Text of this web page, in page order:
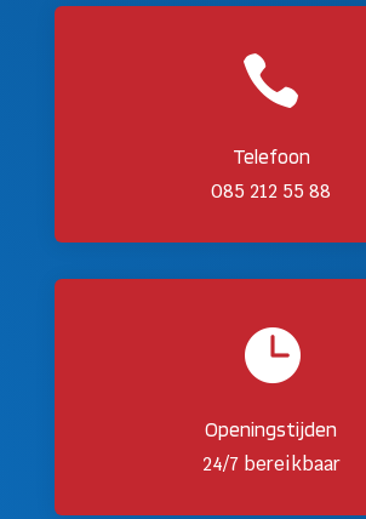

Telefoon
085 212 55 88

Openingstijden
24/7 bereikbaar